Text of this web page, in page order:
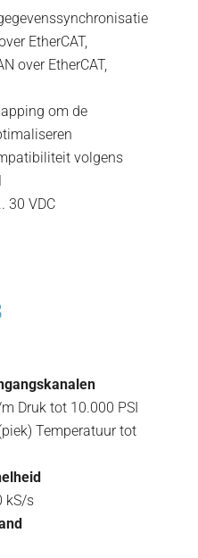
EtherCAT,
over EtherCAT,
om de
volgens
30 VDC
Druk tot 10.000 PSI
Temperatuur tot
kS/s